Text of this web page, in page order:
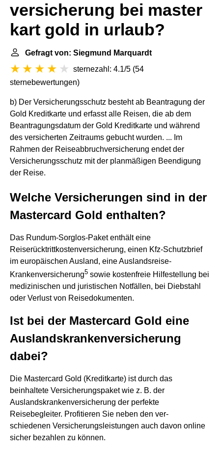
versicherung bei master
kart gold in urlaub?
Gefragt von: Siegmund Marquardt
sternezahl: 4.1/5 (54
sternebewertungen)
b) Der Versicherungsschutz besteht ab Beantragung der
Gold Kreditkarte und erfasst alle Reisen, die ab dem
Beantragungsdatum der Gold Kreditkarte und während
des versicherten Zeitraums gebucht wurden. ... Im
Rahmen der Reiseabbruchversicherung endet der
Versicherungsschutz mit der planmäßigen Beendigung
der Reise.
Welche Versicherungen sind in der
Mastercard Gold enthalten?
Das Rundum-Sorglos-Paket enthält eine
Reiserücktrittkostenversicherung, einen Kfz-Schutzbrief
im europäischen Ausland, eine Auslandsreise-
Krankenversicherung5 sowie kostenfreie Hilfestellung bei
medizinischen und juristischen Notfällen, bei Diebstahl
oder Verlust von Reisedokumenten.
Ist bei der Mastercard Gold eine
Auslandskrankenversicherung
dabei?
Die Mastercard Gold (Kreditkarte) ist durch das
beinhaltete Versicherungspaket wie z. B. der
Auslandskrankenversicherung der perfekte
Reisebegleiter. Profitieren Sie neben den ver-
schiedenen Versicherungsleistungen auch davon online
sicher bezahlen zu können.